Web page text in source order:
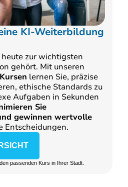
KI-Weiterbildung
zur wichtigsten
gehört. Mit unseren
lernen Sie, präzise
ethische Standards zu
Aufgaben in Sekunden
Sie
gewinnen wertvolle
Entscheidungen.
passenden Kurs in Ihrer Stadt.